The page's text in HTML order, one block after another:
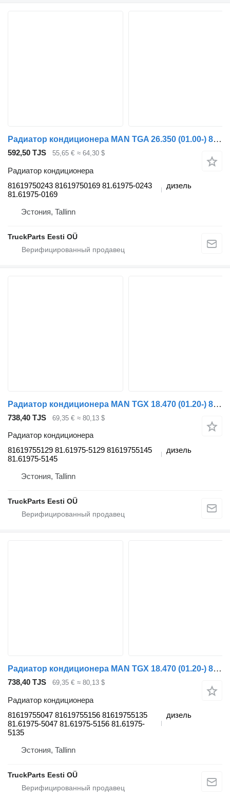
Радиатор кондиционера MAN TGA 26.350 (01.00-) 81619750243 для тягача MAN 4-series, TGA (1993-2009)
592,50 TJS 55,65 € ≈ 64,30 $
Радиатор кондиционера
81619750243 81619750169 81.61975-0243
81.61975-0169
дизель
Эстония, Tallinn
TruckParts Eesti OÜ
Радиатор кондиционера MAN TGX 18.470 (01.20-) 81619755129 для тягача MAN TGL, TGM, TGS, TGX (2020-)
738,40 TJS 69,35 € ≈ 80,13 $
Радиатор кондиционера
81619755129 81.61975-5129 81619755145
81.61975-5145
дизель
Эстония, Tallinn
TruckParts Eesti OÜ
Радиатор кондиционера MAN TGX 18.470 (01.20-) 81619755047 для тягача MAN TGL, TGM, TGS, TGX (2020-)
738,40 TJS 69,35 € ≈ 80,13 $
Радиатор кондиционера
81619755047 81619755156 81619755135
81.61975-5047 81.61975-5156 81.61975-
5135
дизель
Эстония, Tallinn
TruckParts Eesti OÜ